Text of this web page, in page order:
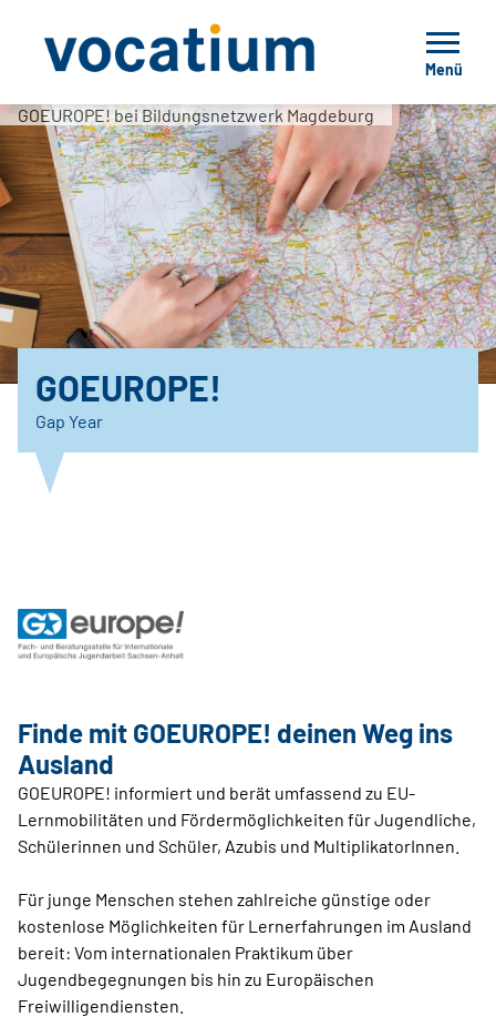
Menü
GOEUROPE! bei Bildungsnetzwerk Magdeburg
GOEUROPE!
Gap Year
Finde mit GOEUROPE! deinen Weg ins
Ausland
GOEUROPE! informiert und berät umfassend zu EU-
Lernmobilitäten und Fördermöglichkeiten für Jugendliche,
Schülerinnen und Schüler, Azubis und MultiplikatorInnen.
Für junge Menschen stehen zahlreiche günstige oder
kostenlose Möglichkeiten für Lernerfahrungen im Ausland
bereit: Vom internationalen Praktikum über
Jugendbegegnungen bis hin zu Europäischen
Freiwilligendiensten.